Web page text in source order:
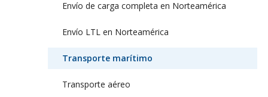
Envío de carga completa en Norteamérica
Envío LTL en Norteamérica
Transporte marítimo
Transporte aéreo